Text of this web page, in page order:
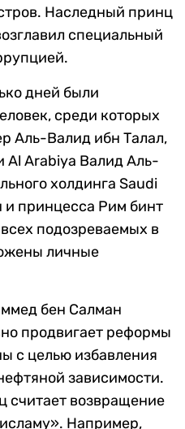
Наследный принц
специальный
дней были
среди которых
Аль-Валид ибн Талал,
Al Arabiya Валид Аль-
холдинга Saudi
и принцесса Рим бинт
подозреваемых в
личные
бен Салман
продвигает реформы
с целью избавления
зависимости.
считает возвращение
Например,